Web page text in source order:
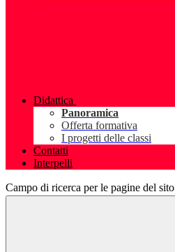
Didattica
Panoramica
Offerta formativa
I progetti delle classi
Contatti
Interpelli
Campo di ricerca per le pagine del sito